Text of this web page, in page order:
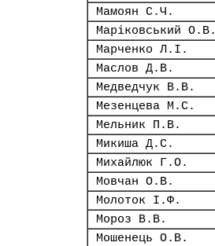
Мамоян С.Ч.
Маріковський О.В.
Марченко Л.І.
Маслов Д.В.
Медведчук В.В.
Мезенцева М.С.
Мельник П.В.
Микиша Д.С.
Михайлюк Г.О.
Мовчан О.В.
Молоток І.Ф.
Мороз В.В.
Мошенець О.В.